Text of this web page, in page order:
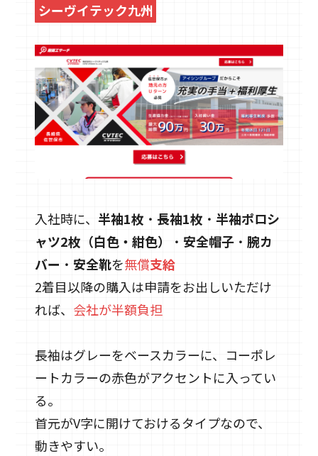
シーヴイテック九州
入社時に、 半袖1枚 ・長袖1枚 ・ 半袖ポロシ
ャツ2枚（白色・紺色）
・ 安全帽子 ・腕カ
バー ・ 安全靴を無償支給
2着目以降の購入は申請をお出しいただけ
れば、 会社が半額負担
長袖はグレーをベースカラーに、コーポレ
ートカラーの赤色がアクセントに入ってい
る。
首元がV字に開けておけるタイプなので、
動きやすい。